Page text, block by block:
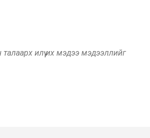
илүү их мэдээ мэдээллийг